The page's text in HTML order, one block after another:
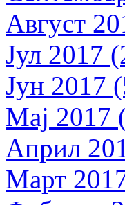
Август
Јул 2017
Јун 2017
Мај 2017
Април
Март